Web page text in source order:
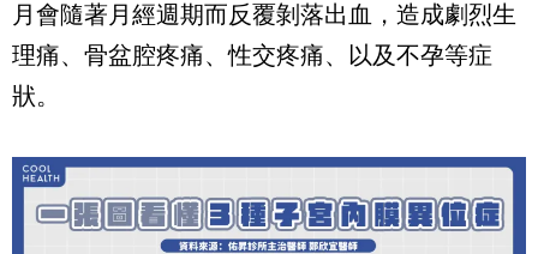
月會隨著月經週期而反覆剝落出血，造成劇烈生
理痛、骨盆腔疼痛、性交疼痛、以及不孕等症
狀。